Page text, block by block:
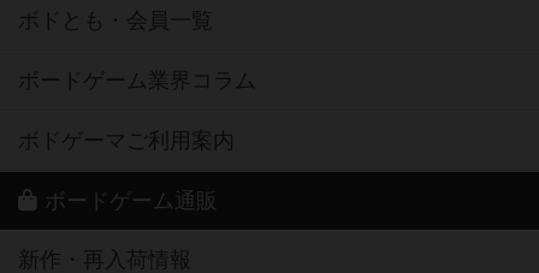
ボドとも・会員一覧
ボードゲーム業界コラム
ボドゲーマご利用案内
ボードゲーム通販
新作・再入荷情報